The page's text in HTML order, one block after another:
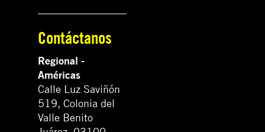
Contáctanos
Regional -
Américas
Calle Luz Saviñón
519, Colonia del
Valle Benito